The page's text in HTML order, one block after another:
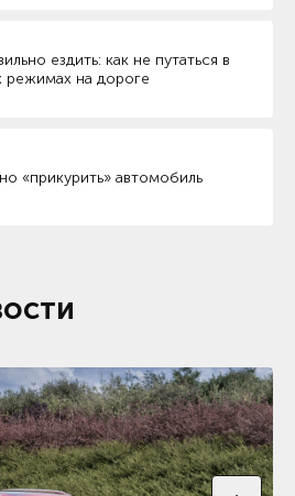
ездить: как не путаться в
режимах на дороге
«прикурить» автомобиль